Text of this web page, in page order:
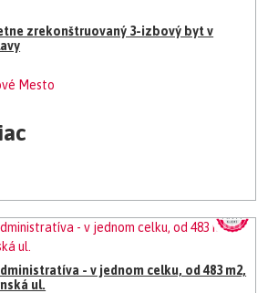
zrekonštruovaný 3-izbový byt v
Mesto
- v jednom celku, od 483 m2,
ul.